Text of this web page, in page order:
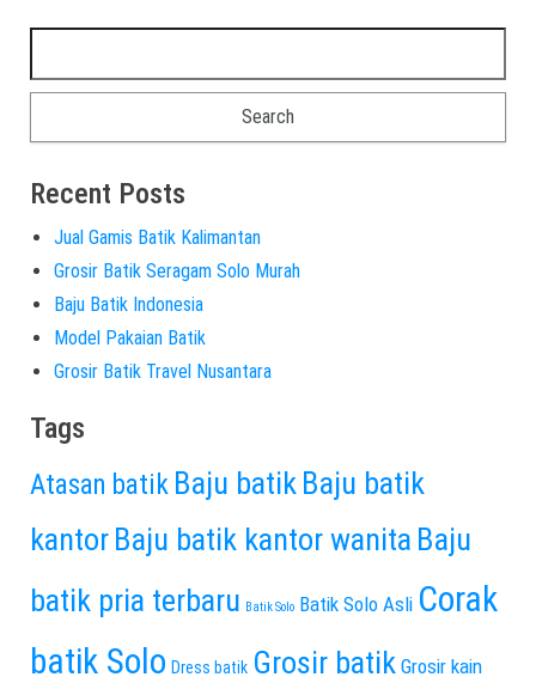
Recent Posts
Jual Gamis Batik Kalimantan
Grosir Batik Seragam Solo Murah
Baju Batik Indonesia
Model Pakaian Batik
Grosir Batik Travel Nusantara
Tags
Atasan batik Baju batik Baju batik
kantor Baju batik kantor wanita Baju
batik pria terbaru Batik Solo Batik Solo Asli Corak
batik Solo Dress batik Grosir batik Grosir kain